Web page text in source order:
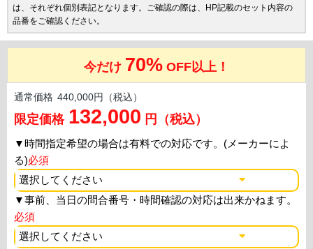
は、それぞれ個別表記となります。ご確認の際は、HP記載のセット内容の
品番をご確認ください。
今だけ 70% OFF以上！
通常価格 440,000円（税込）
限定価格 132,000 円（税込）
▼時間指定希望の場合は有料での対応です。(メーカーによ
る)必須
▼事前、当日の問合番号・時間確認の対応は出来かねます。
必須